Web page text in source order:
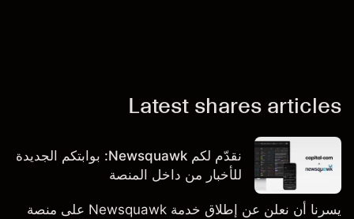
Latest shares articles
نقدّم لكم Newsquawk: بوابتكم الجديدة
للأخبار من داخل المنصة
يسرنا أن نعلن عن إطلاق خدمة Newsquawk على منصة